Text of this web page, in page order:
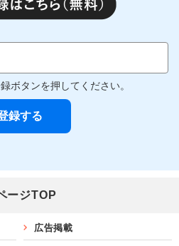
ボタンを押してください。
ージTOP
広告掲載